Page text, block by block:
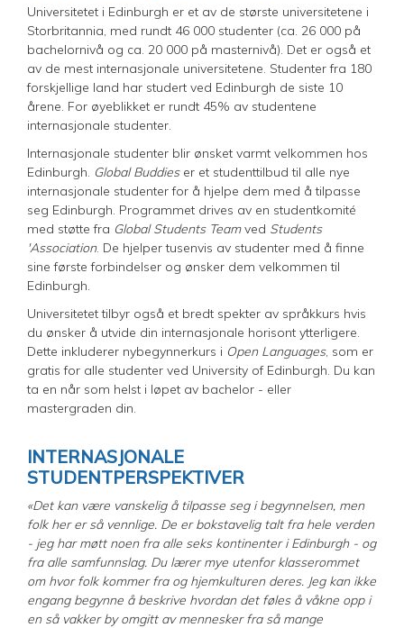
Universitetet i Edinburgh er et av de største universitetene i
Storbritannia, med rundt 46 000 studenter (ca. 26 000 på
bachelornivå og ca. 20 000 på masternivå). Det er også et
av de mest internasjonale universitetene. Studenter fra 180
forskjellige land har studert ved Edinburgh de siste 10
årene. For øyeblikket er rundt 45% av studentene
internasjonale studenter.
Internasjonale studenter blir ønsket varmt velkommen hos
Edinburgh. Global Buddieser et studenttilbud til alle nye
internasjonale studenter for å hjelpe dem med å tilpasse
seg Edinburgh. Programmet drives av en studentkomité
med støtte fra Global Students Teamved Students
'Association. De hjelper tusenvis av studenter med å finne
sine første forbindelser og ønsker dem velkommen til
Edinburgh.
Universitetet tilbyr også et bredt spekter av språkkurs hvis
du ønsker å utvide din internasjonale horisont ytterligere.
Dette inkluderer nybegynnerkurs i Open Languages, som er
gratis for alle studenter ved University of Edinburgh. Du kan
ta en når som helst i løpet av bachelor - eller
mastergraden din.
INTERNASJONALE
STUDENTPERSPEKTIVER
«Det kan være vanskelig å tilpasse seg i begynnelsen, men
folk her er så vennlige. De er bokstavelig talt fra hele verden
- jeg har møtt noen fra alle seks kontinenter i Edinburgh - og
fra alle samfunnslag. Du lærer mye utenfor klasserommet
om hvor folk kommer fra og hjemkulturen deres. Jeg kan ikke
engang begynne å beskrive hvordan det føles å våkne opp i
en så vakker by omgitt av mennesker fra så mange